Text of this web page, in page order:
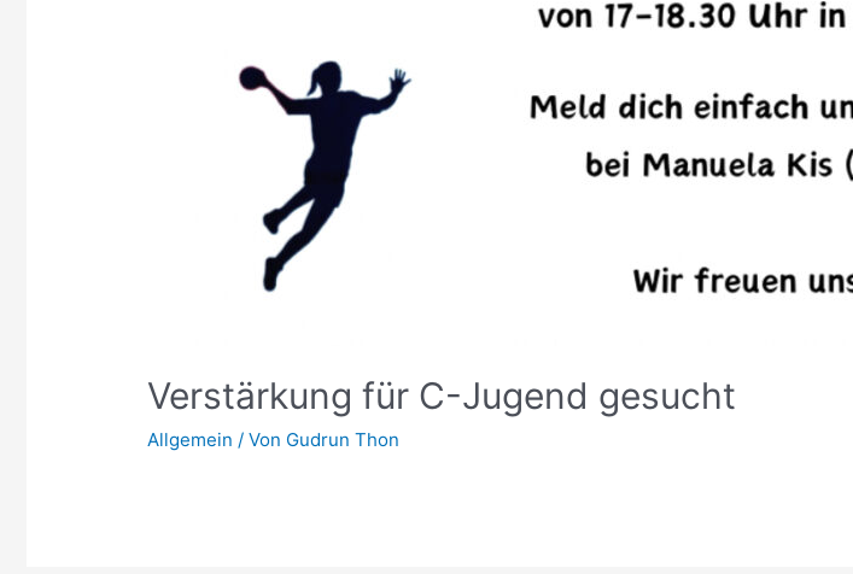
Verstärkung für C-Jugend gesucht
Allgemein / Von Gudrun Thon